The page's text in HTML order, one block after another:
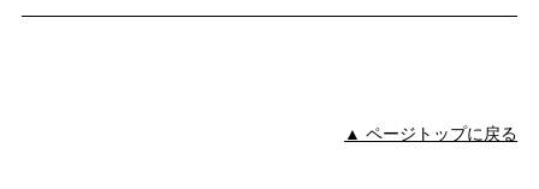
▲ ページトップに戻る